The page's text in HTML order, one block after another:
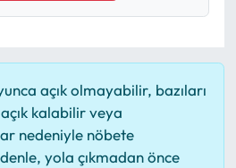
açık olmayabilir, bazıları
kalabilir veya
nedeniyle nöbete
yola çıkmadan önce